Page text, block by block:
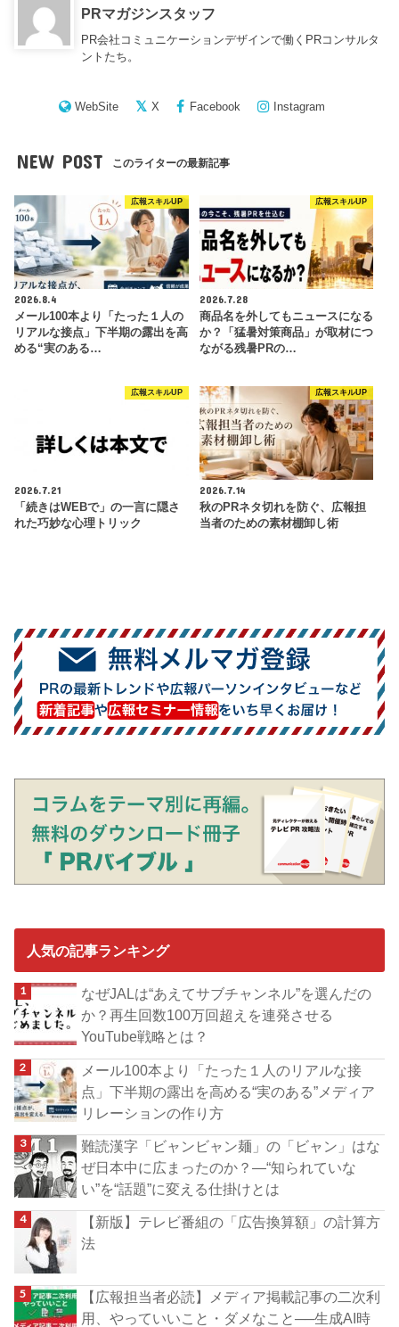
PRマガジンスタッフ
PR会社コミュニケーションデザインで働くPRコンサルタ
ントたち。
WebSite X Facebook Instagram
NEW POST このライターの最新記事
広報スキルUP
2026.8.4
メール100本より「たった１人の
リアルな接点」下半期の露出を高
める“実のある…
広報スキルUP
2026.7.28
商品名を外してもニュースになる
か？「猛暑対策商品」が取材につ
ながる残暑PRの…
広報スキルUP
2026.7.21
「続きはWEBで」の一言に隠さ
れた巧妙な心理トリック
広報スキルUP
2026.7.14
秋のPRネタ切れを防ぐ、広報担
当者のための素材棚卸し術
人気の記事ランキング
なぜJALは“あえてサブチャンネル”を選んだの
か？再生回数100万回超えを連発させる
YouTube戦略とは？
メール100本より「たった１人のリアルな接
点」下半期の露出を高める“実のある”メディア
リレーションの作り方
難読漢字「ビャンビャン麺」の「ビャン」はな
ぜ日本中に広まったのか？―“知られていな
い”を“話題”に変える仕掛けとは
【新版】テレビ番組の「広告換算額」の計算方
法
【広報担当者必読】メディア掲載記事の二次利
用、やっていいこと・ダメなこと──生成AI時